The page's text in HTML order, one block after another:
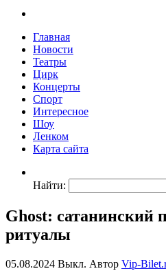
Главная
Новости
Театры
Цирк
Концерты
Спорт
Интересное
Шоу
Ленком
Карта сайта
Найти:
Ghost: сатанинский
ритуалы
05.08.2024 Выкл. Автор Vip-